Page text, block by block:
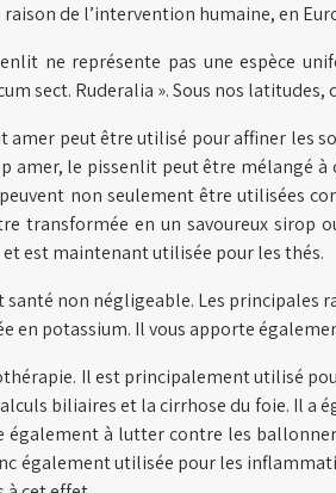
de l’intervention humaine, en
ne représente pas une espèce
sect. Ruderalia ». Sous nos
peut être utilisé pour affiner les
amer, le pissenlit peut être mélangé
non seulement être utilisées
transformée en un savoureux sirop
est maintenant utilisée pour les thés.
non négligeable. Les principales
en potassium. Il vous apporte
Il est principalement utilisé
biliaires et la cirrhose du foie. Il
également à lutter contre les
également utilisée pour les